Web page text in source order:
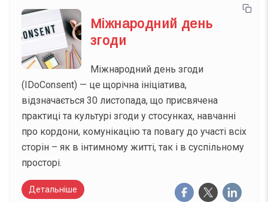
Міжнародний день
згоди
Міжнародний день згоди
(IDoConsent) — це щорічна ініціатива,
відзначається 30 листопада, що присвячена
практиці та культурі згоди у стосунках, навчанні
про кордони, комунікацію та повагу до участі всіх
сторін – як в інтимному житті, так і в суспільному
просторі.
Детальніше